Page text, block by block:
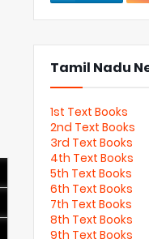
Tamil Nadu
1st Text Books
2nd Text Books
3rd Text Books
4th Text Books
5th Text Books
6th Text Books
7th Text Books
8th Text Books
9th Text Books